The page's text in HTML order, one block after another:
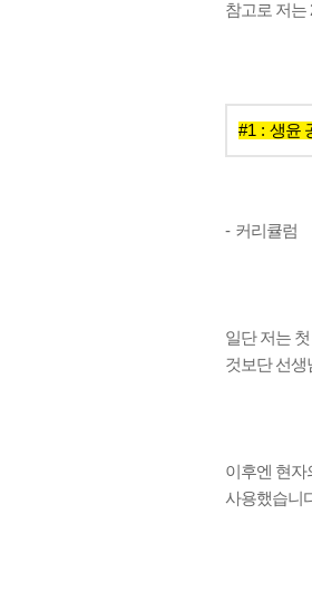
참고로 저는
#1 : 생윤
- 커리큘럼
일단 저는
것보단 선생
이후엔 현자
사용했습니